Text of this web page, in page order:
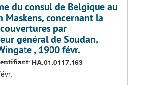
du consul de Belgique au
Maskens, concernant la
par
général de Soudan,
, 1900 févr.
HA.01.0117.163